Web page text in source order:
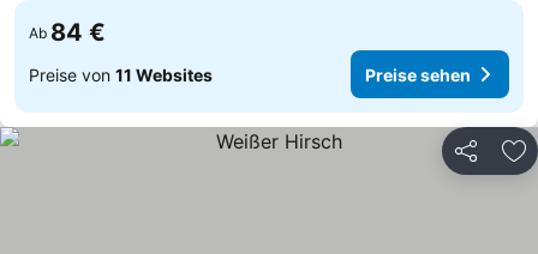
Ab 84 €
Preise von 11 Websites Preise sehen
Teilen